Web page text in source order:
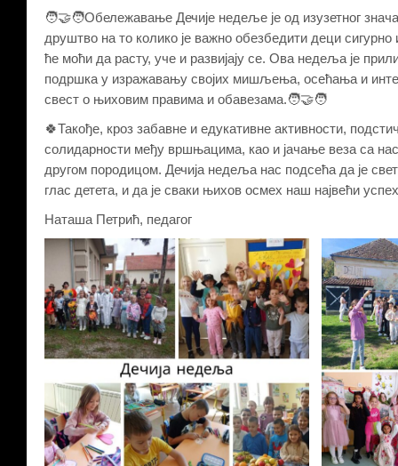
🧑‍🤝‍🧑Обележавање Дечије недеље је од изузетног
друштво на то колико је важно обезбедити деци
ће моћи да расту, уче и развијају се. Ова недеља је
подршка у изражавању својих мишљења, осећања и
свест о њиховим правима и обавезама.🧑‍🤝‍🧑
🍀Такође, кроз забавне и едукативне активности,
солидарности међу вршњацима, као и јачање веза са
другом породицом. Дечија недеља нас подсећа да је
глас детета, и да је сваки њихов осмех наш највећи
Наташа Петрић, педагог